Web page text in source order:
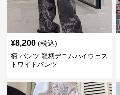
¥8,200 (税込)
柄 パンツ 龍柄デニムハイウェス
トワイドパンツ